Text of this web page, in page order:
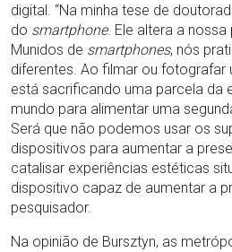
digital. “Na minha tese de
do smartphone. Ele altera a
Munidos de smartphones, nós
diferentes. Ao filmar ou fotografar
está sacrificando uma parcela da
mundo para alimentar uma
Será que não podemos usar os
dispositivos para aumentar a
catalisar experiências estéticas
dispositivo capaz de aumentar a
pesquisador.
Na opinião de Bursztyn, as